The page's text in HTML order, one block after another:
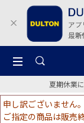
夏期休業
申し訳ございません。
ご指定の商品は販売